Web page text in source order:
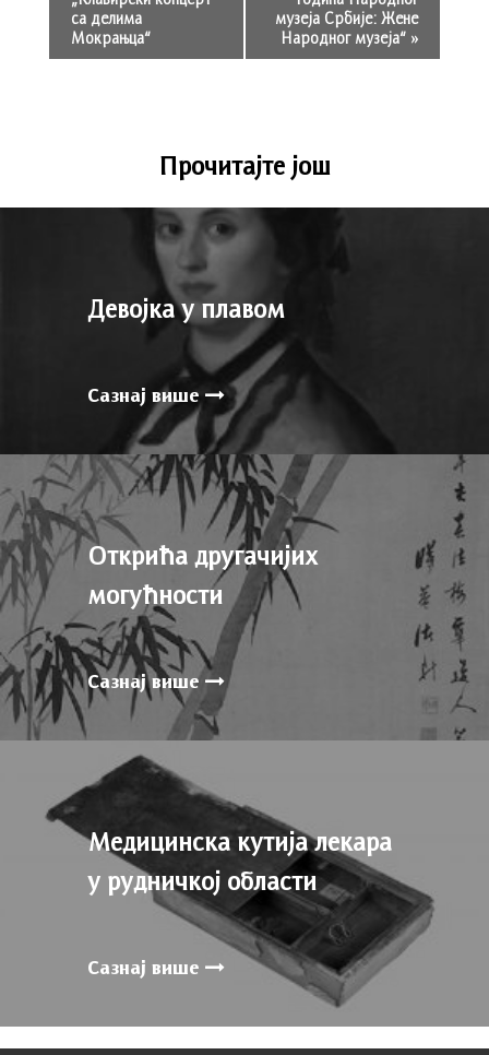
са делима
Мокрањца“
музеја Србије: Жене
Народног музеја“ »
Прочитајте још
Девојка у плавом
Сазнај више
Открића другачијих
могућности
Сазнај више
Медицинска кутија лекара
у рудничкој области
Сазнај више